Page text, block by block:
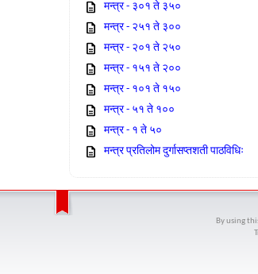
मन्त्र - ३०१ ते ३५०
मन्त्र - २५१ ते ३००
मन्त्र - २०१ ते २५०
मन्त्र - १५१ ते २००
मन्त्र - १०१ ते १५०
मन्त्र - ५१ ते १००
मन्त्र - १ ते ५०
मन्त्र प्रतिलोम दुर्गासप्तशती पाठविधिः
By using